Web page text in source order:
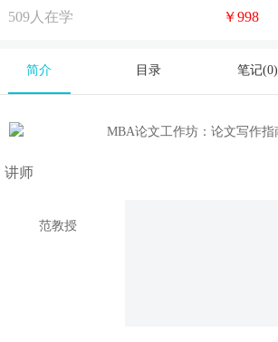
509人在学 ￥998
简介 目录 笔记(0)
讲师
范教授